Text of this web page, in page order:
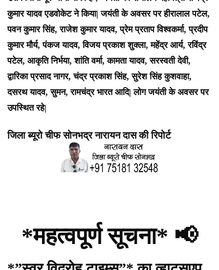
कुमार यादव एडवोकेट ने किया| जयंती के अवसर पर हीरालाल पटेल,
पवन कुमार सिंह, राजेश कुमार यादव, प्रेम प्रताप विश्वकर्मा, प्रदीप
कुमार मौर्य, पंकज यादव, विजय प्रकाश शुक्ला, महेंद्र आर्य, रविंद्र
पटेल, आकृति निर्भया, शांति वर्मा, कामता यादव, सरस्वती देवी,
द्वारिका प्रसाद नागर, चंद्र प्रकाश सिंह, सुरेश सिंह कुशवाहा,
दसरथ यादव, सुमन, रामचंद्र भारत आदि| लोग जयंती के अवसर पर
उपस्थित रहे|
जिला ब्यूरो चीफ सोनभद्र नारायन दास की रिपोर्ट
*महत्वपूर्ण सूचना* 📢